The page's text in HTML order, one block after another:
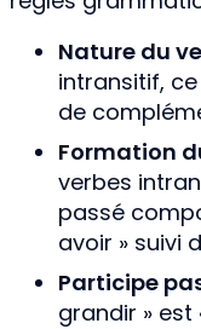
Nature du
intransitif,
de
Formation
verbes
passé
avoir » suivi
Participe
grandir » est